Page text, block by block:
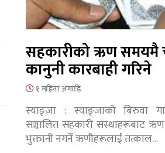
सहकारीको ऋण समयमै
कानुनी कारबाही गरिने
१ महिना अगाडि
स्याङ्जा : स्याङ्जाको बिरुवा
सञ्चालित सहकारी संस्थाहरूबाट
भुक्तानी नगर्ने ऋणीहरूलाई तत्काल…